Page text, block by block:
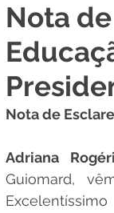
Públicas
Vacinômetro
Esportes
Nota
Nota de
Adriana
Guiomard,